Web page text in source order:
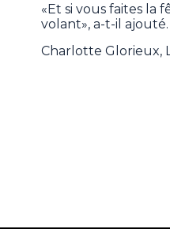
«Et si vous faites la
volant», a-t-il ajouté.
Charlotte Glorieux,